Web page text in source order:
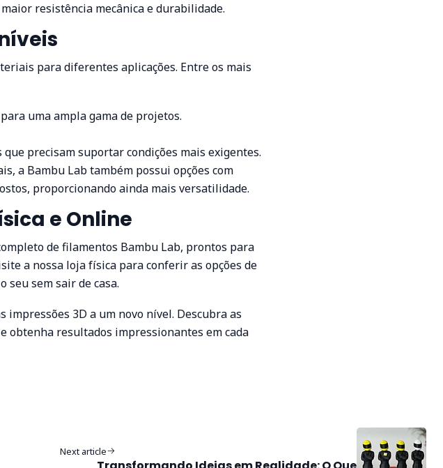
resistência mecânica e durabilidade.
para diferentes aplicações. Entre os mais
uma ampla gama de projetos.
precisam suportar condições mais exigentes.
a Bambu Lab também possui opções com
proporcionando ainda mais versatilidade.
e Online
de filamentos Bambu Lab, prontos para
a nossa loja física para conferir as opções de
sem sair de casa.
impressões 3D a um novo nível. Descubra as
obtenha resultados impressionantes em cada
Next article